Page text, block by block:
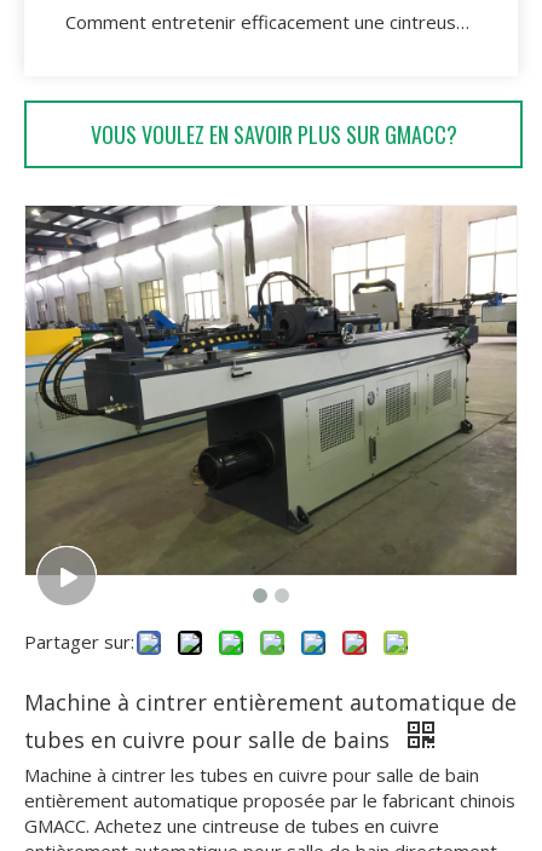
Comment entretenir efficacement une cintreuse de tuyaux hydrauliques?
VOUS VOULEZ EN SAVOIR PLUS SUR GMACC?
Partager sur:
Machine à cintrer entièrement automatique de
tubes en cuivre pour salle de bains
Machine à cintrer les tubes en cuivre pour salle de bain
entièrement automatique proposée par le fabricant chinois
GMACC. Achetez une cintreuse de tubes en cuivre